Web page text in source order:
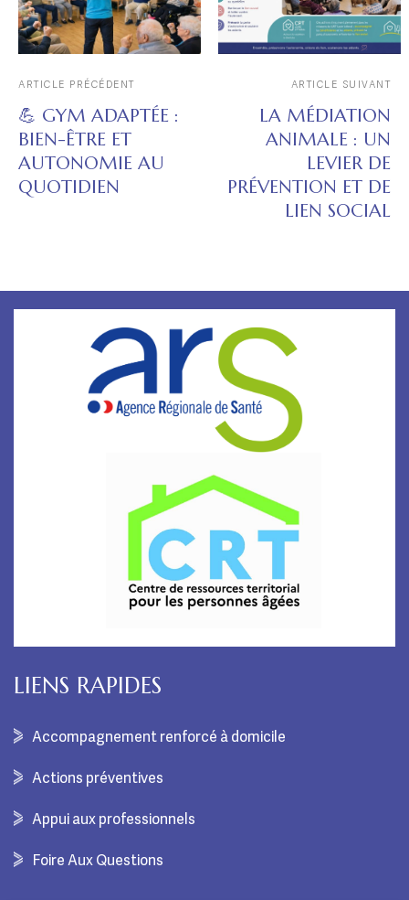
ARTICLE PRÉCÉDENT
💪 GYM ADAPTÉE :
BIEN-ÊTRE ET
AUTONOMIE AU
QUOTIDIEN
ARTICLE SUIVANT
LA MÉDIATION
ANIMALE : UN
LEVIER DE
PRÉVENTION ET DE
LIEN SOCIAL
LIENS RAPIDES
Accompagnement renforcé à domicile
Actions préventives
Appui aux professionnels
Foire Aux Questions